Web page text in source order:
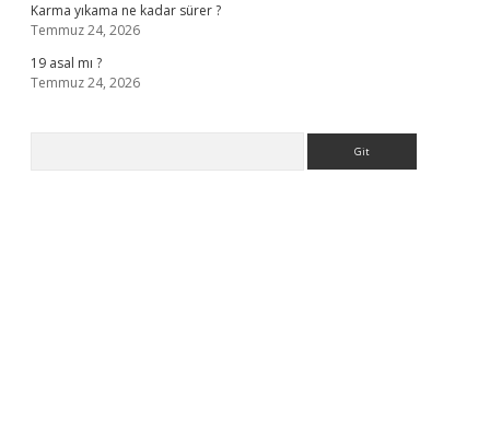
Karma yıkama ne kadar sürer ?
Temmuz 24, 2026
19 asal mı ?
Temmuz 24, 2026